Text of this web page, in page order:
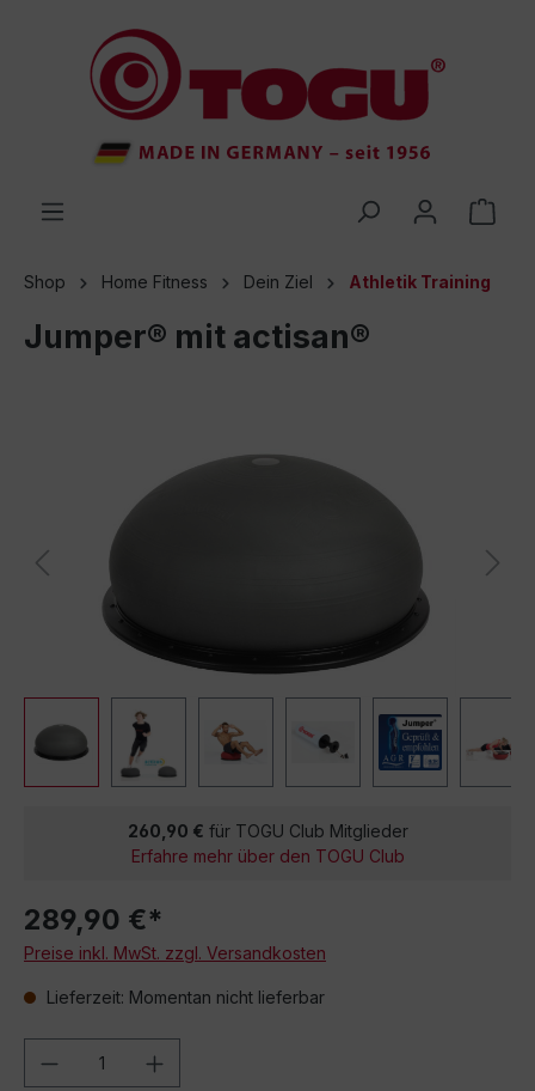
springen
Shop Home Fitness Dein Ziel Athletik Training
Jumper® mit actisan®
260,90 € für TOGU Club Mitglieder
Erfahre mehr über den TOGU Club
289,90 €*
Preise inkl. MwSt. zzgl. Versandkosten
Lieferzeit: Momentan nicht lieferbar
Produkt Anzahl: Gib den